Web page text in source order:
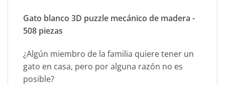
Gato blanco 3D puzzle mecánico de madera -
508 piezas
¿Algún miembro de la familia quiere tener un
gato en casa, pero por alguna razón no es
posible?